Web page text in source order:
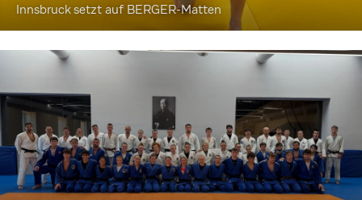
Innsbruck setzt auf BERGER-Matten